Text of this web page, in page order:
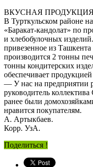
ВКУСНАЯ
В Турткульском районе
«Баракат-кандолат» по
и хлебобулочных
привезенное из
производится 2 тонны
тонны кондитерских
обеспечивает
— У нас на предприятии
руководитель
ранее были
нравится покупателям.
А. Артыкбаев.
Корр. УзА.
Поделиться !